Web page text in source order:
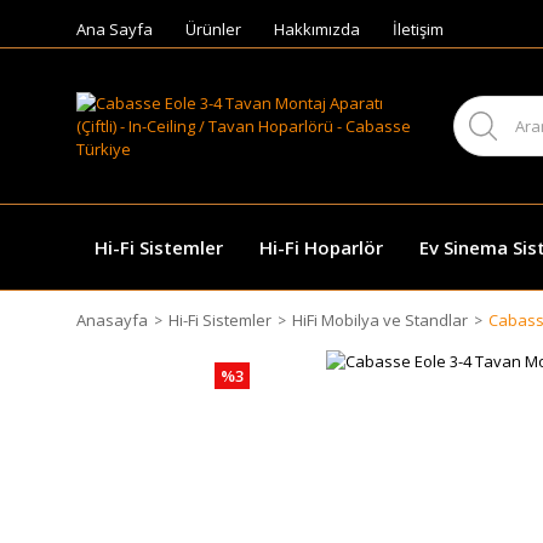
Ana Sayfa Ürünler Hakkımızda İletişim
Hi-Fi Sistemler Hi-Fi Hoparlör Ev Sinema
Anasayfa Hi-Fi Sistemler HiFi Mobilya ve Standlar
%3